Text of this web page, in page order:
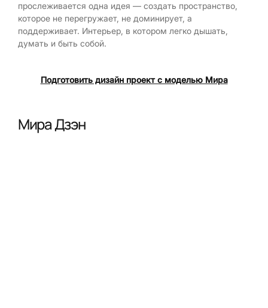
прослеживается одна идея — создать пространство,
которое не перегружает, не доминирует, а
поддерживает. Интерьер, в котором легко дышать,
думать и быть собой.
Подготовить дизайн проект с моделью Мира
Мира Дзэн